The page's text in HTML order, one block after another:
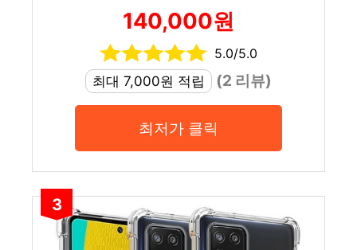
140,000원
5.0/5.0
최대 7,000원 적립
(2 리뷰)
최저가 클릭
3